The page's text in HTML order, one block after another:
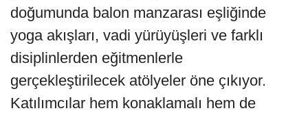
doğumunda balon manzarası eşliğinde
yoga akışları, vadi yürüyüşleri ve farklı
disiplinlerden eğitmenlerle
gerçekleştirilecek atölyeler öne çıkıyor.
Katılımcılar hem konaklamalı hem de